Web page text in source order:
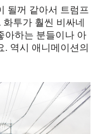
될꺼 같아서 트럼프
투가 훨씬 비싸네
아하는 분들이나 아
. 역시 애니메이션의